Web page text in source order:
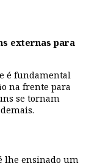
externas para
é fundamental
na frente para
se tornam
lhe ensinado um